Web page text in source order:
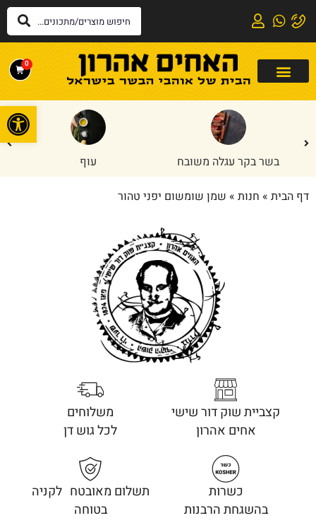
0
בשר בקר עגלה משובח עוף
דף הבית » חנות » שמן שומשום יפני טהור
קצביית שוק דור שישי
אחים אהרון
משלוחים
לכל גוש דן
כשרות
בהשגחת הרבנות
תשלום מאובטח לקניה
בטוחה